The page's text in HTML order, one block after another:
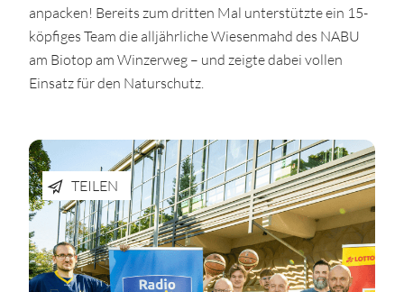
anpacken! Bereits zum dritten Mal unterstützte ein 15-
köpfiges Team die alljährliche Wiesenmahd des NABU
am Biotop am Winzerweg – und zeigte dabei vollen
Einsatz für den Naturschutz.
TEILEN